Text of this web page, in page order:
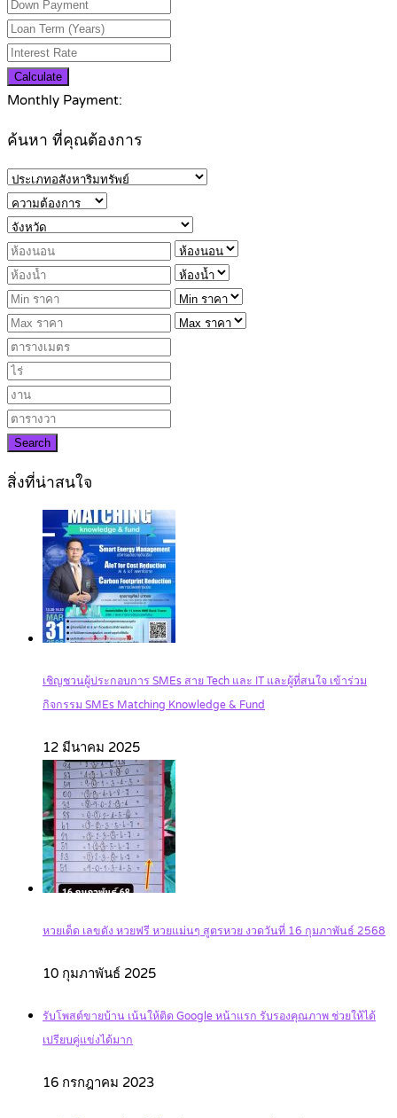
Calculate
Monthly Payment:
ค้นหา ที่คุณต้องการ
Search
สิ่งที่น่าสนใจ
เชิญชวนผู้ประกอบการ SMEs สาย Tech และ IT และผู้ที่สนใจ เข้าร่วม
กิจกรรม SMEs Matching Knowledge & Fund
12 มีนาคม 2025
หวยเด็ด เลขดัง หวยฟรี หวยแม่นๆ สูตรหวย งวดวันที่ 16 กุมภาพันธ์ 2568
10 กุมภาพันธ์ 2025
รับโพสต์ขายบ้าน เน้นให้ติด Google หน้าแรก รับรองคุณภาพ ช่วยให้ได้
เปรียบคู่แข่งได้มาก
16 กรกฎาคม 2023